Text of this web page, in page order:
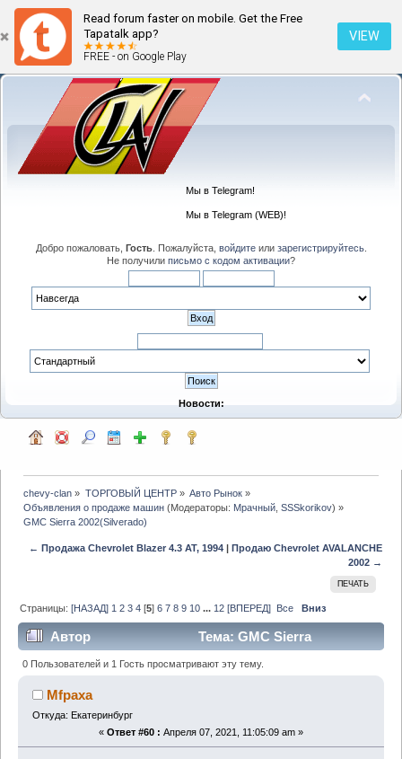
Read forum faster on mobile. Get the Free
Tapatalk app?
FREE - on Google Play
VIEW
Мы в Telegram!
Мы в Telegram (WEB)!
Добро пожаловать, Гость. Пожалуйста, войдитеили зарегистрируйтесь.
Не получили письмо с кодом активации?
Новости:
chevy-clan » ТОРГОВЫЙ ЦЕНТР» Авто Рынок»
Объявления о продаже машин (Модераторы: Мрачный ,SSSkorikov) »
GMC Sierra 2002(Silverado)
← Продажа Chevrolet Blazer 4.3 AT, 1994 | Продаю Chevrolet AVALANCHE
2002 →
ПЕЧАТЬ
Страницы:[НАЗАД] 1 2 3 4 [5]6 7 8 9 10 ... 12 [ВПЕРЕД] Все Вниз
Автор
Тема: GMC Sierra
2002(Silverado) (Прочитано 84269 раз)
0 Пользователей и 1 Гость просматривают эту тему.
Mfpaxa
Откуда: Екатеринбург
« Ответ #60 : Апреля 07, 2021, 11:05:09 am »